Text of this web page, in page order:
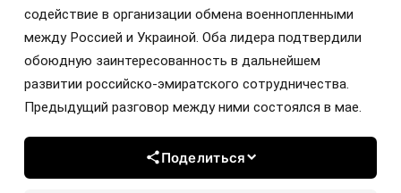
содействие в организации обмена военнопленными
между Россией и Украиной. Оба лидера подтвердили
обоюдную заинтересованность в дальнейшем
развитии российско-эмиратского сотрудничества.
Предыдущий разговор между ними состоялся в мае.
Поделиться